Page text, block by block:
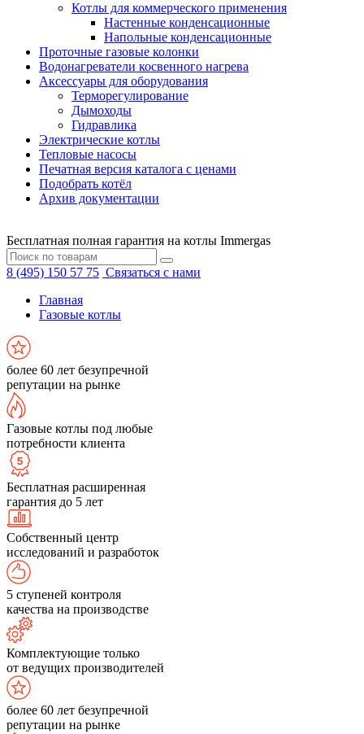
Котлы для коммерческого применения
Настенные конденсационные
Напольные конденсационные
Проточные газовые колонки
Водонагреватели косвенного нагрева
Аксессуары для оборудования
Терморегулирование
Дымоходы
Гидравлика
Электрические котлы
Тепловые насосы
Печатная версия каталога с ценами
Подобрать котёл
Архив документации
Бесплатная полная гарантия на котлы Immergas
8 (495) 150 57 75 Связаться с нами
Главная
Газовые котлы
более 60 лет безупречной
репутации на рынке
Газовые котлы под любые
потребности клиента
Бесплатная расширенная
гарантия до 5 лет
Собственный центр
исследований и разработок
5 ступеней контроля
качества на производстве
Комплектующие только
от ведущих производителей
более 60 лет безупречной
репутации на рынке